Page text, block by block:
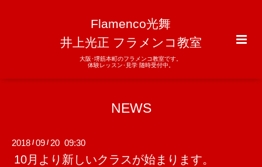
Flamenco光舞
井上光正 フラメンコ教室
大阪･堺筋本町のフラメンコ教室です。
体験レッスン･見学 随時受付中。
NEWS
2018 /09 / 20 09:30
10月より新しいクラスが始まります。